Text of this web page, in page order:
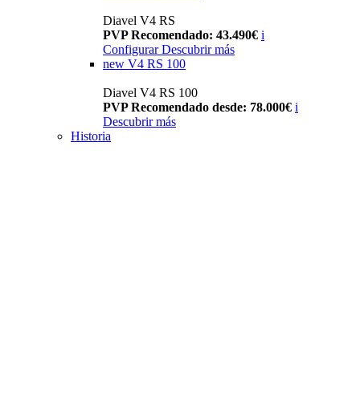
Diavel V4 RS
PVP Recomendado: 43.490€ i
Configurar Descubrir más
new V4 RS 100
Diavel V4 RS 100
PVP Recomendado desde: 78.000€ i
Descubrir más
Historia